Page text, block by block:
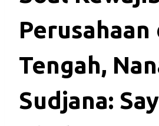
Perusahaan
Tengah,
Sudjana: